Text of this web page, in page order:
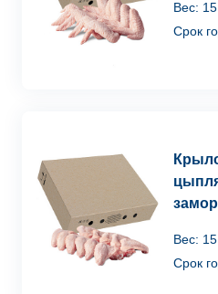
Вес: 15
Срок
Вес: 15
Срок